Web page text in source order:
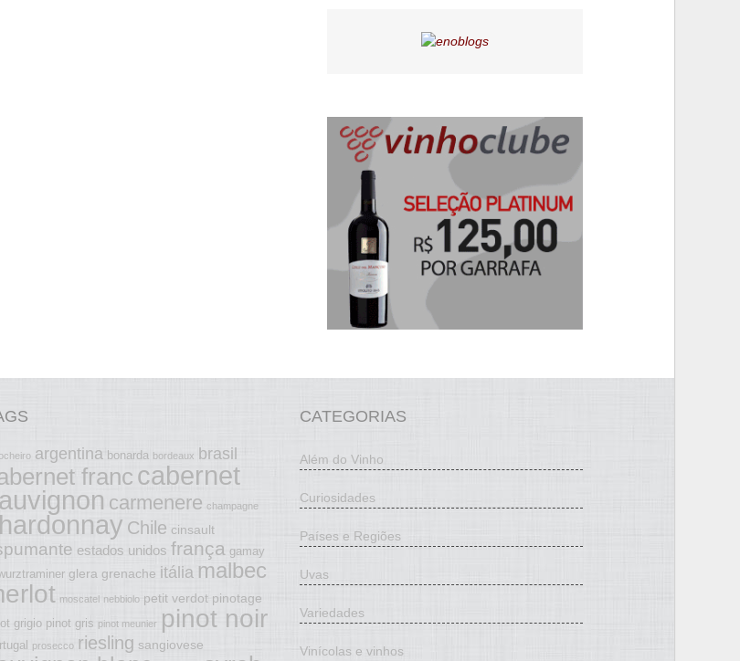
argentina bonarda bordeaux brasil
franccabernet
carmenere champagne
Chile cinsault
estados unidos frança gamay
glera grenache itália malbec
moscatel nebbiolo petit verdot pinotage
grigio pinot gris pinot meunier pinot noir
prosecco riesling sangiovese
CATEGORIAS
Além do Vinho
Curiosidades
Países e Regiões
Uvas
Variedades
Vinícolas e vinhos